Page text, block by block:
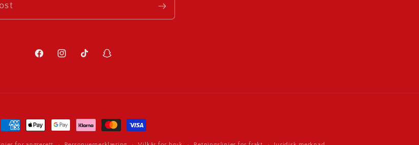
FacebookInstagramTikTok Snapchat
Betalingsmåter